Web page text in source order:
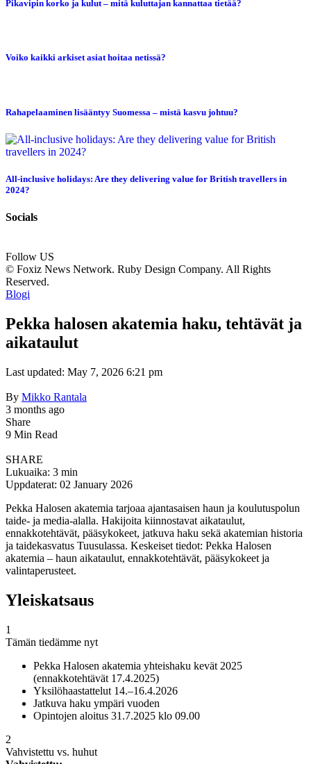
Pikavipin korko ja kulut – mitä kuluttajan kannattaa tietää?
Voiko kaikki arkiset asiat hoitaa netissä?
Rahapelaaminen lisääntyy Suomessa – mistä kasvu johtuu?
All-inclusive holidays: Are they delivering value for British travellers in
2024?
Socials
Follow US
© Foxiz News Network. Ruby Design Company. All Rights
Reserved.
Blogi
Pekka halosen akatemia haku, tehtävät ja
aikataulut
Last updated: May 7, 2026 6:21 pm
By Mikko Rantala
3 months ago
Share
9 Min Read
SHARE
Lukuaika: 3 min
Uppdaterat: 02 January 2026
Pekka Halosen akatemia tarjoaa ajantasaisen haun ja koulutuspolun
taide- ja media-alalla. Hakijoita kiinnostavat aikataulut,
ennakkotehtävät, pääsykokeet, jatkuva haku sekä akatemian historia
ja taidekasvatus Tuusulassa. Keskeiset tiedot: Pekka Halosen
akatemia – haun aikataulut, ennakkotehtävät, pääsykokeet ja
valintaperusteet.
Yleiskatsaus
1
Tämän tiedämme nyt
Pekka Halosen akatemia yhteishaku kevät 2025
(ennakkotehtävät 17.4.2025)
Yksilöhaastattelut 14.–16.4.2026
Jatkuva haku ympäri vuoden
Opintojen aloitus 31.7.2025 klo 09.00
2
Vahvistettu vs. huhut